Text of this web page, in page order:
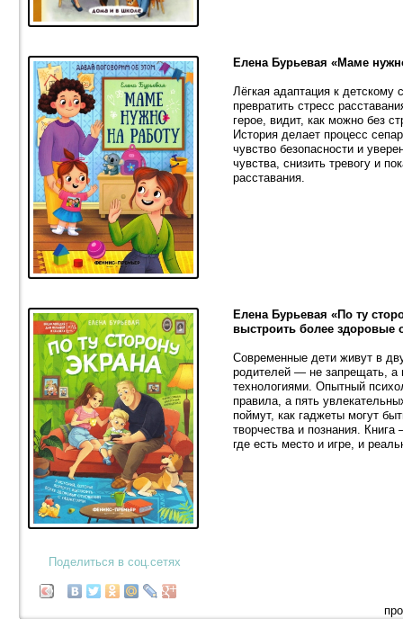
Елена Бурьевая «Маме
Лёгкая адаптация к детскому
превратить стресс
герое, видит, как можно без
История делает процесс
чувство безопасности и
чувства, снизить тревогу и
расставания.
Елена Бурьевая «По ту
выстроить более здоровые
Современные дети живут в
родителей — не запрещать, а
технологиями. Опытный
правила, а пять
поймут, как гаджеты могут
творчества и познания.
где есть место и игре, и
Поделиться в соц.сетях